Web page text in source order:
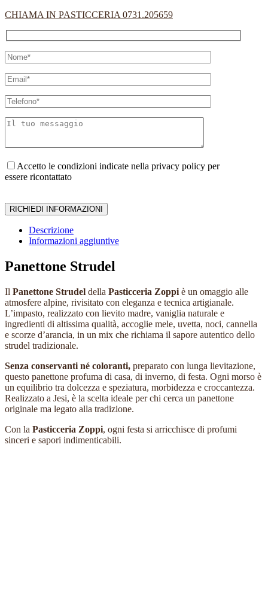
CHIAMA IN PASTICCERIA 0731.205659
Accetto le condizioni indicate nella privacy policy per
essere ricontattato
Descrizione
Informazioni aggiuntive
Panettone Strudel
Il Panettone Strudel della Pasticceria Zoppi è un omaggio alle
atmosfere alpine, rivisitato con eleganza e tecnica artigianale.
L’impasto, realizzato con lievito madre, vaniglia naturale e
ingredienti di altissima qualità, accoglie mele, uvetta, noci, cannella
e scorze d’arancia, in un mix che richiama il sapore autentico dello
strudel tradizionale.
Senza conservanti né coloranti, preparato con lunga lievitazione,
questo panettone profuma di casa, di inverno, di festa. Ogni morso è
un equilibrio tra dolcezza e speziatura, morbidezza e croccantezza.
Realizzato a Jesi, è la scelta ideale per chi cerca un panettone
originale ma legato alla tradizione.
Con la Pasticceria Zoppi, ogni festa si arricchisce di profumi
sinceri e sapori indimenticabili.